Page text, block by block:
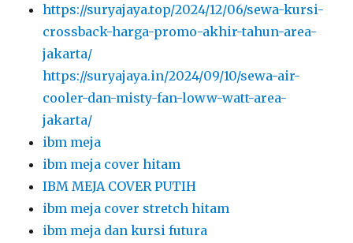
https://suryajaya.top/2024/12/06/sewa-kursi-
crossback-harga-promo-akhir-tahun-area-
jakarta/
https://suryajaya.in/2024/09/10/sewa-air-
cooler-dan-misty-fan-loww-watt-area-
jakarta/
ibm meja
ibm meja cover hitam
IBM MEJA COVER PUTIH
ibm meja cover stretch hitam
ibm meja dan kursi futura